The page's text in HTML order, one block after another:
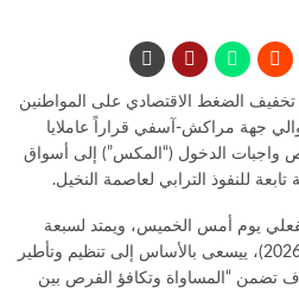
الضغط الاقتصادي على المواطنين
جهة مراكش-آسفي قراراً عاملايا
واجبات الدخول (“المكس”) إلى أسواق
للنفوذ الترابي لعاصمة النخيل.
يوم أمس الخميس، ويمتد لسبعة
أيام كاملة (من 21 إلى 27 ماي 2026)، ييسعى بالأساس إلى تنظيم وتأطير
تضمن “المساواة وتكافؤ الفرص بين